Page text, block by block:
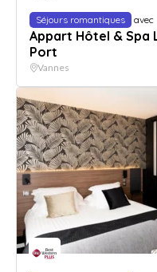
Séjours romantiques avec
Appart Hôtel & Spa
Port
Vannes